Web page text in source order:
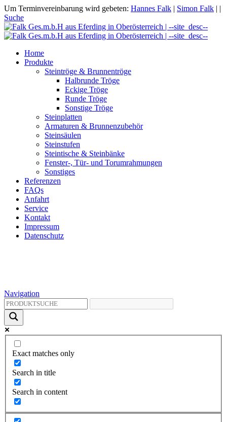
Um Terminvereinbarung wird gebeten: Hannes Falk | Simon Falk | |
Suche
Home
Produkte
Steintröge & Brunnentröge
Halbrunde Tröge
Eckige Tröge
Runde Tröge
Sonstige Tröge
Steinplatten
Armaturen & Brunnenzubehör
Steinsäulen
Steinstufen
Steintische & Steinbänke
Fenster-, Tür- und Torumrahmungen
Sonstiges
Referenzen
FAQs
Anfahrt
Service
Kontakt
Impressum
Datenschutz
Navigation
Exact matches only
Search in title
Search in content